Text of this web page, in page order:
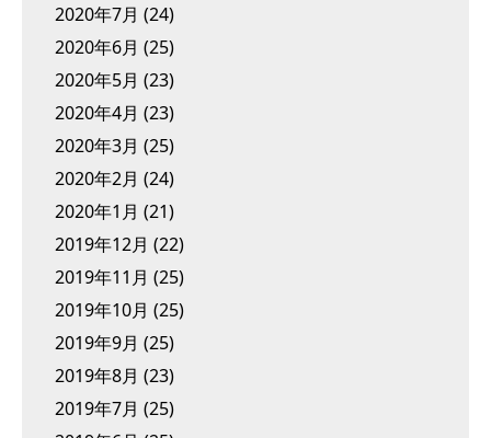
2020年7月 (24)
2020年6月 (25)
2020年5月 (23)
2020年4月 (23)
2020年3月 (25)
2020年2月 (24)
2020年1月 (21)
2019年12月 (22)
2019年11月 (25)
2019年10月 (25)
2019年9月 (25)
2019年8月 (23)
2019年7月 (25)